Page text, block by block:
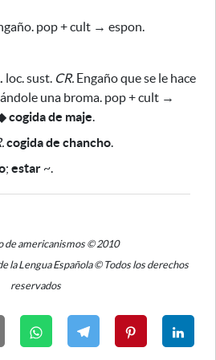
pop + cult → espon.
loc. sust. CR. Engaño que se le hace
una broma. pop + cult →
cogida de maje.
cogida de chancho.
; estar ~.
de americanismos © 2010
la Lengua Española © Todos los derechos
reservados